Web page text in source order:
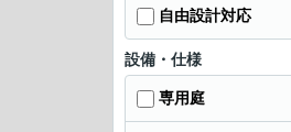
自由設計対応
設備・仕様
専用庭